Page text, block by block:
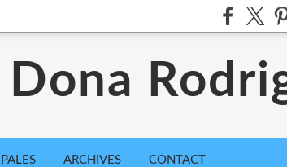
Dona
ARCHIVES CONTACT